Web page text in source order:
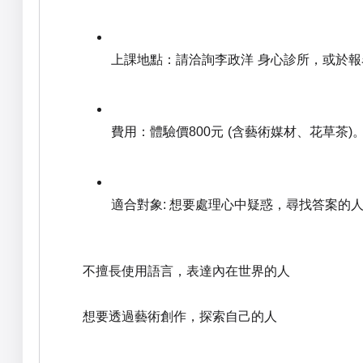
上課地點：請洽詢李政洋 身心診所，或於報
費用： 體驗價800元 (含藝術媒材、花草茶)。
適合對象: 想要處理心中疑惑，尋找答案的人
不擅長使用語言，表達內在世界的人
想要透過藝術創作，探索自己的人